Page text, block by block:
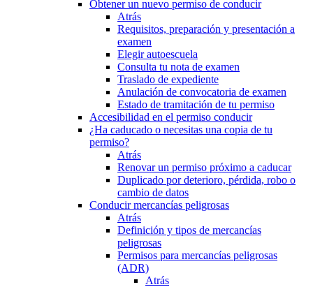
Obtener un nuevo permiso de conducir
Atrás
Requisitos, preparación y presentación a
examen
Elegir autoescuela
Consulta tu nota de examen
Traslado de expediente
Anulación de convocatoria de examen
Estado de tramitación de tu permiso
Accesibilidad en el permiso conducir
¿Ha caducado o necesitas una copia de tu
permiso?
Atrás
Renovar un permiso próximo a caducar
Duplicado por deterioro, pérdida, robo o
cambio de datos
Conducir mercancías peligrosas
Atrás
Definición y tipos de mercancías
peligrosas
Permisos para mercancías peligrosas
(ADR)
Atrás